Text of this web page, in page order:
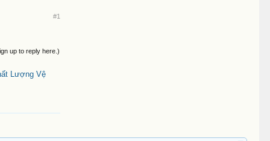
#1
up to reply here.)
Lượng Vệ